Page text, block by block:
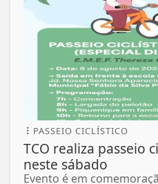
PASSEIO CICLÍSTICO
TCO realiza passeio
neste sábado
Evento é em